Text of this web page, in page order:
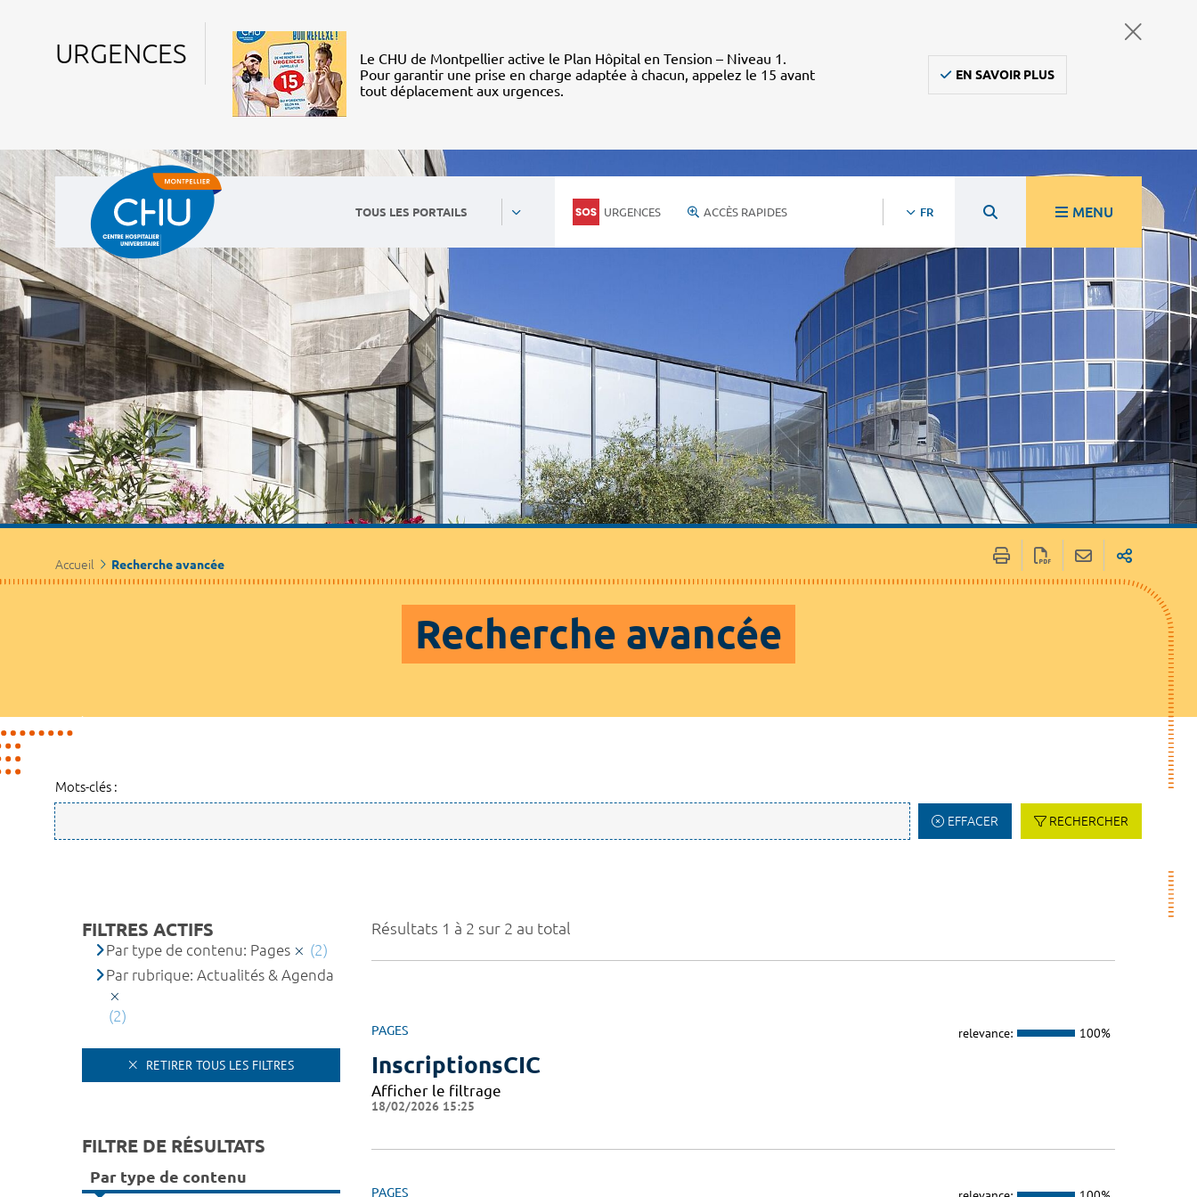
URGENCES
Le CHU de Montpellier active le Plan Hôpital en Tension – Niveau 1.
Pour garantir une prise en charge adaptée à chacun, appelez le 15 avant
tout déplacement aux urgences.
EN SAVOIR PLUS
TOUS LES PORTAILS URGENCES ACCÈS RAPIDES FR MENU
Accueil Recherche avancée
Recherche avancée
Mots-clés :
EFFACER RECHERCHER
Résultats 1 à 2 sur 2 au total
PAGES relevance: 100%
InscriptionsCIC
Afficher le filtrage
18/02/2026 15:25
PAGES
FILTRES ACTIFS
Par type de contenu: Pages
(2)
Par rubrique: Actualités & Agenda
(2)
RETIRER TOUS LES FILTRES
FILTRE DE RÉSULTATS
Par type de contenu